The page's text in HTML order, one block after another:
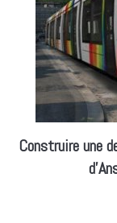
Construire une